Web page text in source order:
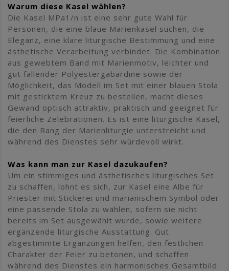
Warum diese Kasel wählen?
Die Kasel MPa1/n ist eine sehr gute Wahl für
Personen, die eine blaue Marienkasel suchen, die
Eleganz, eine klare liturgische Bestimmung und eine
ästhetische Verarbeitung verbindet. Die Kombination
aus gewebtem Band mit Marienmotiv, leichter und
gut fallender Polyestergabardine sowie der
Möglichkeit, das Modell im Set mit einer blauen Stola
mit gesticktem Kreuz zu bestellen, macht dieses
Gewand optisch attraktiv, praktisch und geeignet für
feierliche Zelebrationen. Es ist eine liturgische Kasel,
die den Rang der Marienliturgie unterstreicht und
während des Dienstes sehr würdevoll wirkt.
Was kann man zur Kasel dazukaufen?
Um ein stimmiges und ästhetisches liturgisches Set
zu schaffen, lohnt es sich, zur Kasel eine Albe für
Priester mit Stickerei und marianischem Symbol oder
eine passende Stola zu wählen, sofern sie nicht
bereits im Set ausgewählt wurde, sowie weitere
ergänzende liturgische Ausstattung. Gut
abgestimmte Ergänzungen helfen, den festlichen
Charakter der Feier zu betonen, und schaffen
während des Dienstes ein harmonisches Gesamtbild.